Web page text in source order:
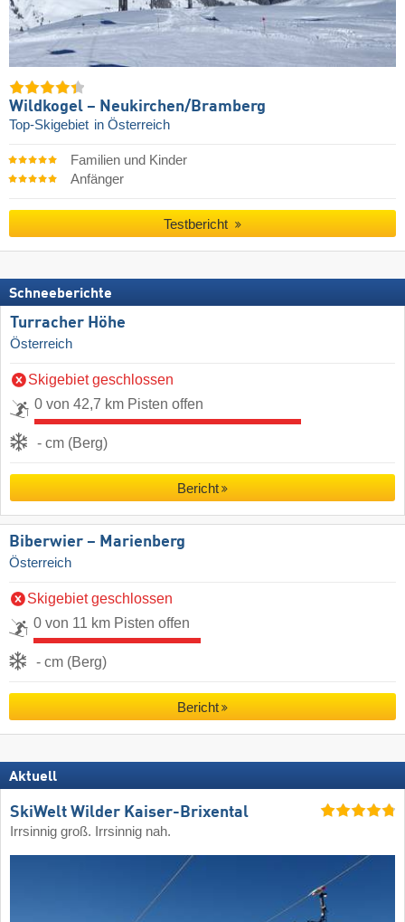
Wildkogel – Neukirchen/​Bramberg
Top-Skigebiet in Österreich
Familien und Kinder
Anfänger
Testbericht
Schneeberichte
Turracher Höhe
Österreich
Skigebiet geschlossen
0 von 42,7 km Pisten offen
- cm (Berg)
Bericht
Biberwier – Marienberg
Österreich
Skigebiet geschlossen
0 von 11 km Pisten offen
- cm (Berg)
Bericht
Aktuell
SkiWelt Wilder Kaiser-Brixental
Irrsinnig groß. Irrsinnig nah.